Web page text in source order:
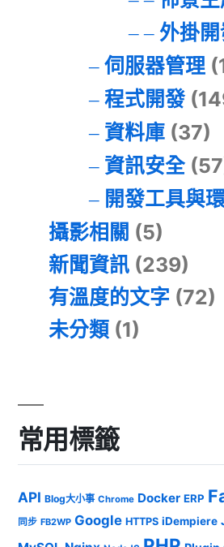
外掛
伺服器管理
程式開發
資料庫(37)
資訊安全
開發工具與
攝影相關 (5)
新聞資訊 (239)
有溫度的文字 (72)
未分類 (1)
常用標籤
API Blog大小事 Chrome Docker ERP
同步 FB2WP Google HTTPS iDempiere